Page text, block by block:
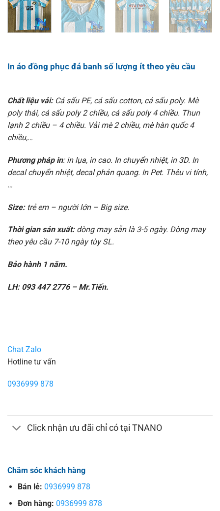
In áo đồng phục đá banh số lượng ít theo yêu cầu
Chất liệu vải:Cá sấu PE, cá sấu cotton, cá sấu poly. Mè
poly thái, cá sấu poly 2 chiều, cá sấu poly 4 chiều. Thun
lạnh 2 chiều – 4 chiều. Vải mè 2 chiều, mè hàn quốc 4
chiều,…
Phương pháp in: in lụa, in cao. In chuyển nhiệt, in 3D. In
decal chuyển nhiệt, decal phản quang. In Pet. Thêu vi tính,
…
Size:trẻ em – người lớn – Big size.
Thời gian sản xuất:dòng may sẵn là 3-5 ngày. Dòng may
theo yêu cầu 7-10 ngày tùy SL.
Bảo hành 1 năm.
LH: 093 447 2776 – Mr.Tiến.
Chat Zalo
Hotline tư vấn
0936999 878
Click nhận ưu đãi chỉ có tại TNANO
Chăm sóc khách hàng
Bán lẻ: 0936999 878
Đơn hàng: 0936999 878